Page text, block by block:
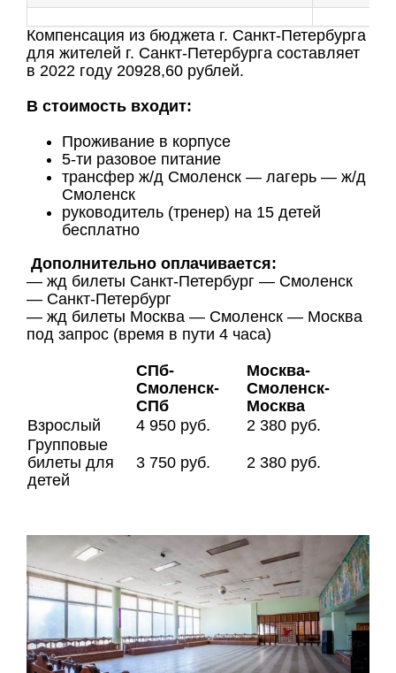
Компенсация из бюджета г. Санкт-Петербурга
для жителей г. Санкт-Петербурга составляет
в 2022 году 20928,60 рублей.
В стоимость входит:
Проживание в корпусе
5-ти разовое питание
трансфер ж/д Смоленск — лагерь — ж/д
Смоленск
руководитель (тренер) на 15 детей
бесплатно
Дополнительно оплачивается:
— жд билеты Санкт-Петербург — Смоленск
— Санкт-Петербург
— жд билеты Москва — Смоленск — Москва
под запрос (время в пути 4 часа)
СПб-
Смоленск-
СПб
Москва-
Смоленск-
Москва
Взрослый
4 950 руб.
2 380 руб.
Групповые
билеты для
детей
3 750 руб. 2 380 руб.